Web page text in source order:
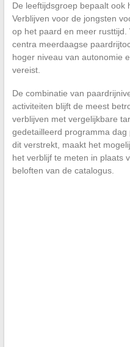
De leeftijdsgroep bepaalt ook
Verblijven voor de jongsten
op het paard en meer
centra meerdaagse
hoger niveau van autonomie
vereist.
De combinatie van
activiteiten blijft de meest
verblijven met vergelijkbare
gedetailleerd programma
dit verstrekt, maakt het
het verblijf te meten in plaats
beloften van de catalogus.